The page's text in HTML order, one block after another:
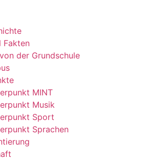
Fakten
der Grundschule
MINT
Musik
Sport
Sprachen